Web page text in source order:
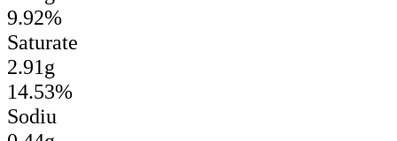
9.92%
Saturate
2.91g
14.53%
Sodiu